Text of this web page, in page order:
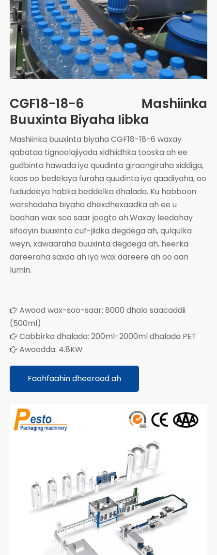
CGF18-18-6 Mashiinka
Buuxinta Biyaha Iibka
Mashiinka buuxinta biyaha CGF18-18-6 waxay
qabataa tignoolajiyada xidhiidhka tooska ah ee
gudbinta hawada iyo quudinta giraangiraha xiddiga,
kaas oo bedelaya furaha quudinta iyo qaadiyaha, oo
fududeeya habka beddelka dhalada. Ku habboon
warshadaha biyaha dhexdhexaadka ah ee u
baahan wax soo saar joogto ah.Waxay leedahay
sifooyin buuxinta cuf-jiidka degdega ah, qulqulka
weyn, xawaaraha buuxinta degdega ah, heerka
dareeraha saxda ah iyo wax dareere ah oo aan
lumin.
 Awood wax-soo-saar: 8000 dhalo saacaddii
(500ml)
 Cabbirka dhalada: 200ml-2000ml dhalada PET
 Awoodda: 4.8KW
Faahfaahin dheeraad ah